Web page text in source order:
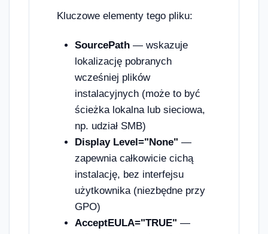
Kluczowe elementy tego pliku:
SourcePath — wskazuje
lokalizację pobranych
wcześniej plików
instalacyjnych (może to być
ścieżka lokalna lub sieciowa,
np. udział SMB)
Display Level="None" —
zapewnia całkowicie cichą
instalację, bez interfejsu
użytkownika (niezbędne przy
GPO)
AcceptEULA="TRUE" —